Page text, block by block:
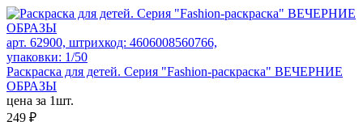
арт. 62900, штрихкод: 4606008560766,
упаковки: 1/50
Раскраска для детей. Серия "Fashion-раскраска" ВЕЧЕРНИЕ
ОБРАЗЫ
цена за 1шт.
249 ₽